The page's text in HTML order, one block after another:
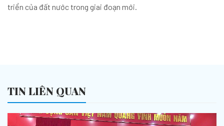
triển của đất nước trong giai đoạn mới.
TIN LIÊN QUAN